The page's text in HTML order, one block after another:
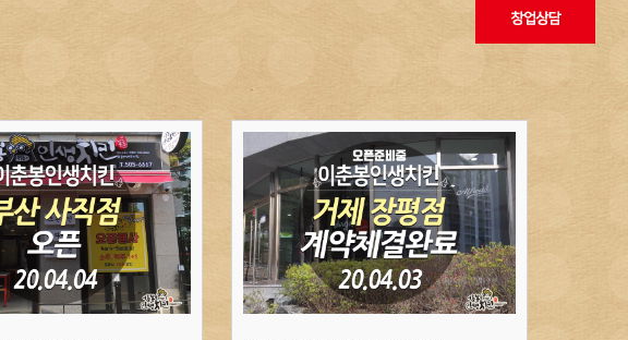
오븐기
바베큐치킨에 대한
오해와 진실
치킨 및 바베큐치킨
vs 이춘봉치킨